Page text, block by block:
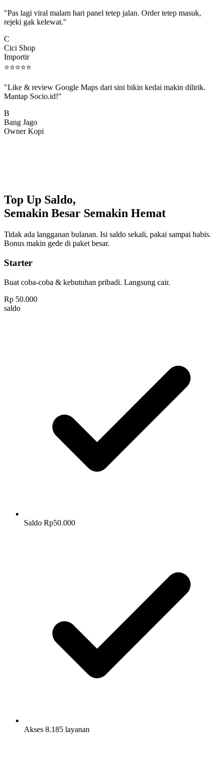
rejeki gak kelewat."
Cici Shop
Importir
⭐⭐⭐⭐⭐
Mantap Socio.id!"
Bang Jago
Owner Kopi
Top Up Saldo,
Semakin Besar Semakin Hemat
Tidak ada langganan bulanan. Isi saldo sekali, pakai sampai habis.
Bonus makin gede di paket besar.
Starter
Buat coba-coba & kebutuhan pribadi. Langsung cair.
Rp 50.000
saldo
Saldo Rp50.000
Akses 8.185 layanan